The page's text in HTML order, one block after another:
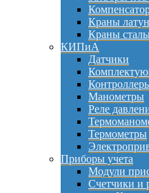
Краны
Краны
КИПиА
Датчики
Манометры
Реле
Термометры
Приборы учета
Модули
Счетчики и